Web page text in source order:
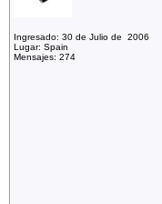
Ingresado: 30 de Julio de 2006
Lugar: Spain
Mensajes: 274